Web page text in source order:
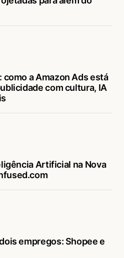
como a Amazon Ads está
com cultura, IA
Artificial na Nova
empregos: Shopee e